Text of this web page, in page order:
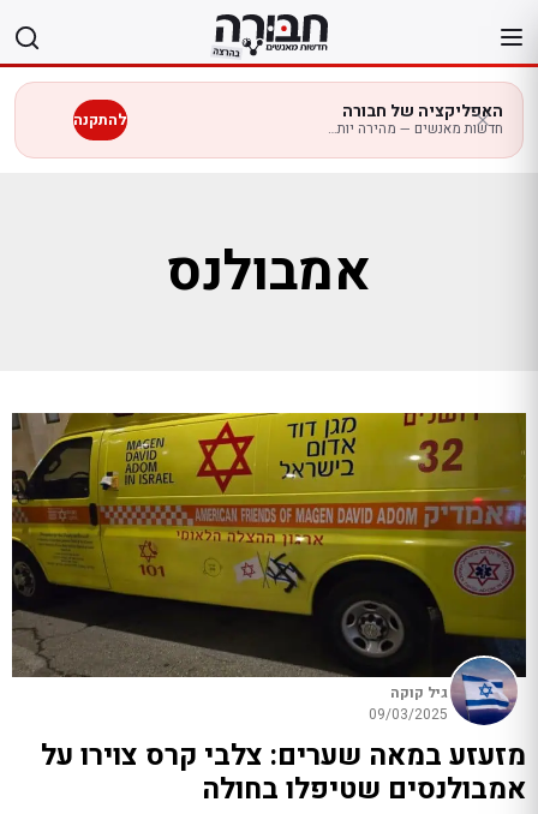
לתוכן
האפליקציה של חבורה
חדשות מאנשים — מהירה יותר בנייד להתקנה
אמבולנס
גיל קוקה
09/03/2025
מזעזע במאה שערים: צלבי קרס צוירו על
אמבולנסים שטיפלו בחולה